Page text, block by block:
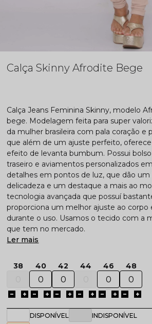
Calça Skinny Afrodite Bege
Calça Jeans Feminina Skinny, modelo
bege. Modelagem feita para super
da mulher brasileira com pala coração e
que além de um ajuste perfeito,
efeito de levanta bumbum. Possui
traseiro e aviamentos personalizados
detalhes em pontos de luz, que dão
delicadeza e um destaque a mais ao
tecnologia avançada que possuí
proporciona um melhor ajuste ao
durante o uso. Usamos o tecido com a
que tem no mercado.
Ler mais
38 40 42 44 46 48
DISPONÍVEL
INDISPONÍVEL